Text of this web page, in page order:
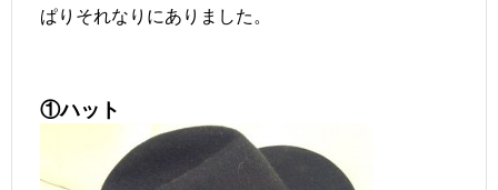
ぱりそれなりにありました。
①ハット